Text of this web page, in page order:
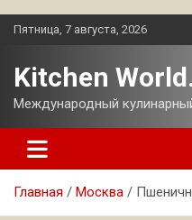
Перейти
Пятница, 7 августа, 2026
Kitchen World.
Международный
Главная Москва